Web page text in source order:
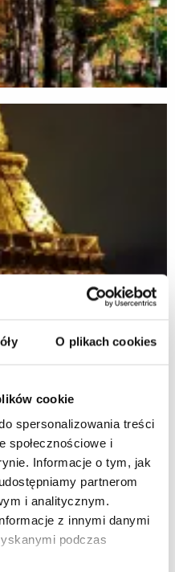
O plikach cookies
cookie
spersonalizowania treści
społecznościowe i
Informacje o tym, jak
partnerom
i analitycznym.
z innymi danymi
podczas